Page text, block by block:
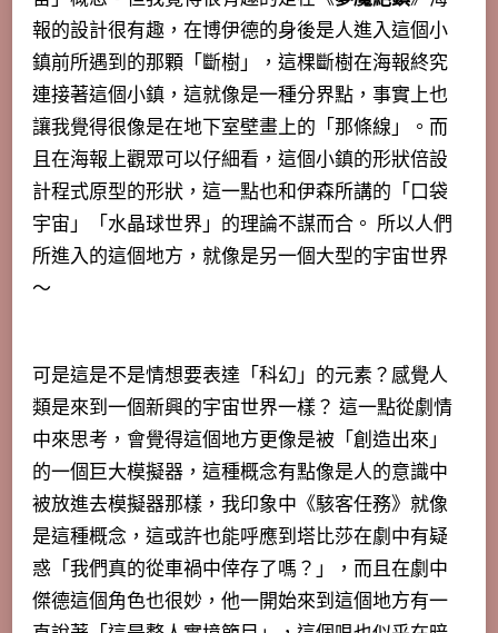
報的設計很有趣，在博伊德的身後是人進入這個小
鎮前所遇到的那顆「斷樹」，這棵斷樹在海報終究
連接著這個小鎮，這就像是一種分界點，事實上也
讓我覺得很像是在地下室壁畫上的「那條線」。而
且在海報上觀眾可以仔細看，這個小鎮的形狀倍設
計程式原型的形狀，這一點也和伊森所講的「口袋
宇宙」「水晶球世界」的理論不謀而合。 所以人們
所進入的這個地方，就像是另一個大型的宇宙世界
～
可是這是不是情想要表達「科幻」的元素？感覺人
類是來到一個新興的宇宙世界一樣？ 這一點從劇情
中來思考，會覺得這個地方更像是被 「創造出來」
的一個巨大模擬器 ，這種概念有點像是人的意識中
被放進去模擬器那樣，我印象中《駭客任務》就像
是這種概念，這或許也能呼應到塔比莎在劇中有疑
惑「我們真的從車禍中倖存了嗎？」，而且在劇中
傑德這個角色也很妙，他一開始來到這個地方有一